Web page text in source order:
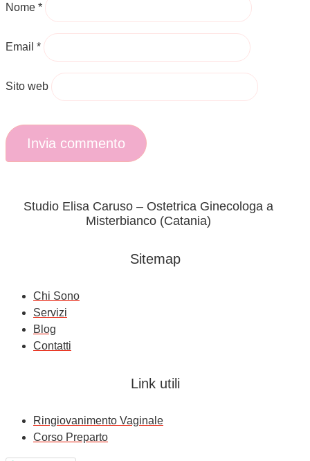
Nome *
Email *
Sito web
Studio Elisa Caruso – Ostetrica Ginecologa a
Misterbianco (Catania)
Sitemap
Chi Sono
Servizi
Blog
Contatti
Link utili
Ringiovanimento Vaginale
Corso Preparto